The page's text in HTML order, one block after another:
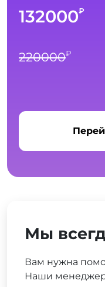
132000₽
220000₽
Мы
Вам нужна
Наши